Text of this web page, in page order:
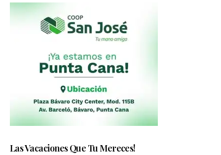
Las Vacaciones Que Tu Mereces!